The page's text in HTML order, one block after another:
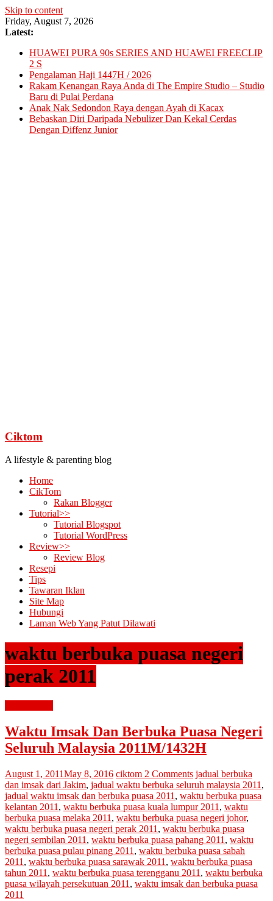
Skip to content
Friday, August 7, 2026
Latest:
HUAWEI PURA 90s SERIES AND HUAWEI FREECLIP
2 S
Pengalaman Haji 1447H / 2026
Rakam Kenangan Raya Anda di The Empire Studio – Studio
Baru di Pulai Perdana
Anak Nak Sedondon Raya dengan Ayah di Kacax
Bebaskan Diri Daripada Nebulizer Dan Kekal Cerdas
Dengan Diffenz Junior
Ciktom
A lifestyle & parenting blog
Home
CikTom
Rakan Blogger
Tutorial>>
Tutorial Blogspot
Tutorial WordPress
Review>>
Review Blog
Resepi
Tips
Tawaran Iklan
Site Map
Hubungi
Laman Web Yang Patut Dilawati
waktu berbuka puasa negeri
perak 2011
Waktu Imsak Dan Berbuka Puasa Negeri
Seluruh Malaysia 2011M/1432H
August 1, 2011May 8, 2016 ciktom 2 Comments jadual berbuka
dan imsak dari Jakim, jadual waktu berbuka seluruh malaysia 2011 ,
jadual waktu imsak dan berbuka puasa 2011 , waktu berbuka puasa
kelantan 2011 , waktu berbuka puasa kuala lumpur 2011 , waktu
berbuka puasa melaka 2011 , waktu berbuka puasa negeri johor,
waktu berbuka puasa negeri perak 2011 , waktu berbuka puasa
negeri sembilan 2011 , waktu berbuka puasa pahang 2011 , waktu
berbuka puasa pulau pinang 2011 , waktu berbuka puasa sabah
2011 , waktu berbuka puasa sarawak 2011 , waktu berbuka puasa
tahun 2011 , waktu berbuka puasa terengganu 2011 , waktu berbuka
puasa wilayah persekutuan 2011 , waktu imsak dan berbuka puasa
2011